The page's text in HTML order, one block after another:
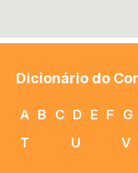
Dicionário do
A B C D E F G
T
U V